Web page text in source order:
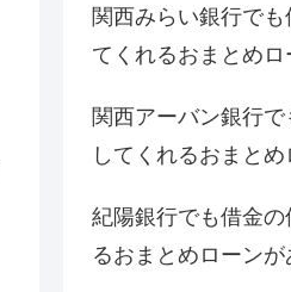
関西みらい銀行で
てくれるおまとめロ
関西アーバン銀行
してくれるおまと
紀陽銀行でも借金
るおまとめローンが